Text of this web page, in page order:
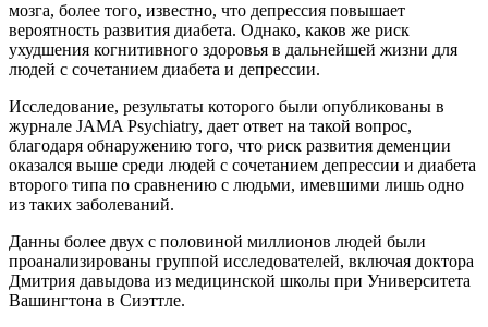
мозга, более того, известно, что депрессия повышает
вероятность развития диабета. Однако, каков же риск
ухудшения когнитивного здоровья в дальнейшей жизни для
людей с сочетанием диабета и депрессии.
Исследование, результаты которого были опубликованы в
журнале JAMA Psychiatry, дает ответ на такой вопрос,
благодаря обнаружению того, что риск развития деменции
оказался выше среди людей с сочетанием депрессии и диабета
второго типа по сравнению с людьми, имевшими лишь одно
из таких заболеваний.
Данны более двух с половиной миллионов людей были
проанализированы группой исследователей, включая доктора
Дмитрия давыдова из медицинской школы при Университета
Вашингтона в Сиэттле.